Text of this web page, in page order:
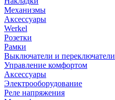
Механизмы
Аксессуары
Werkel
Розетки
Рамки
Выключатели и переключатели
Управление комфортом
Аксессуары
Электрооборудование
Реле напряжения